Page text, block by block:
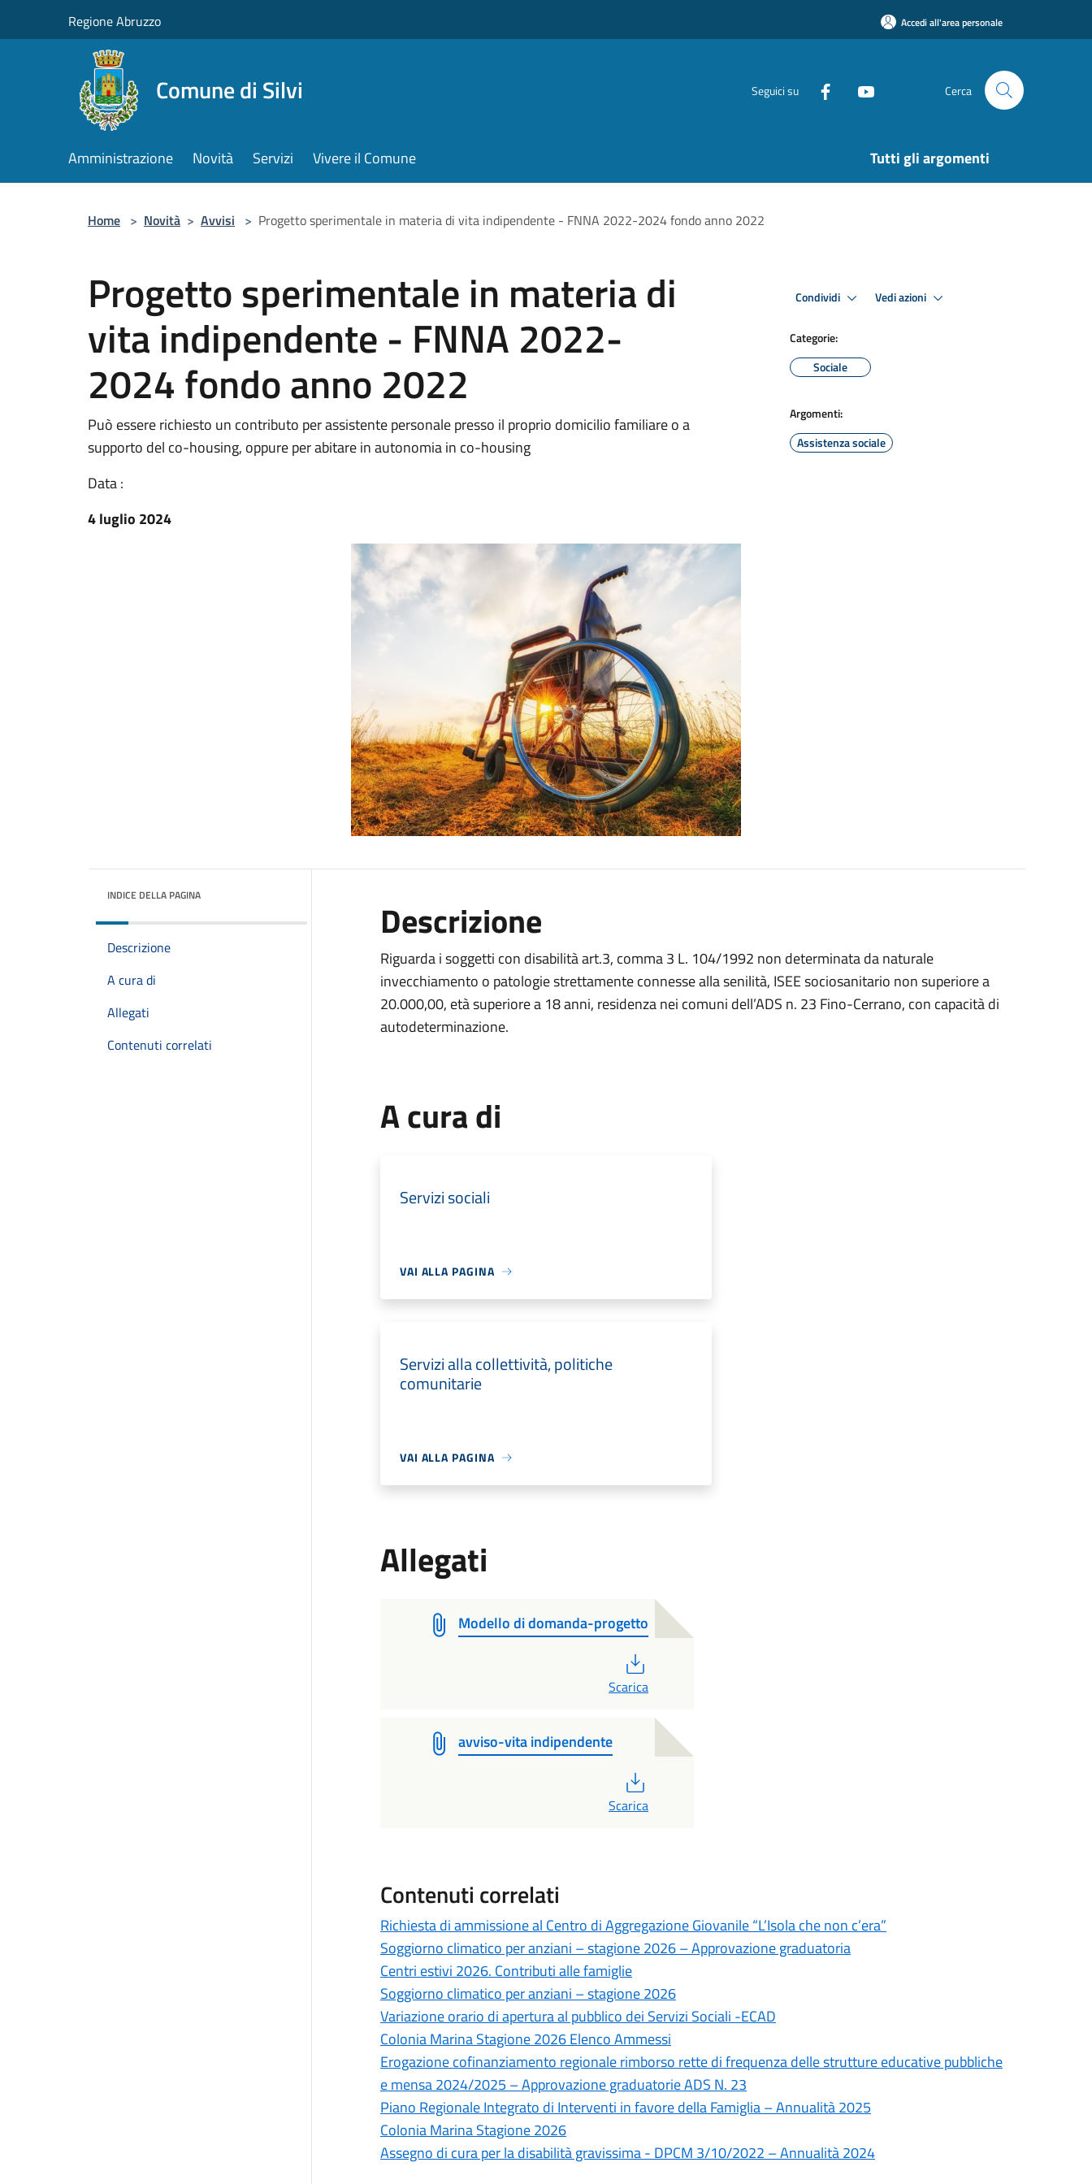
Regione Abruzzo Accedi all'area personale
Comune di Silvi Seguici su Cerca
Amministrazione Novità Servizi Vivere il Comune Tutti gli argomenti
Home > Novità > Avvisi > Progetto sperimentale in materia di vita indipendente - FNNA 2022-2024 fondo anno 2022
Progetto sperimentale in materia di
vita indipendente - FNNA 2022-
2024 fondo anno 2022
Può essere richiesto un contributo per assistente personale presso il proprio domicilio familiare o a
supporto del co-housing, oppure per abitare in autonomia in co-housing
Data :
4 luglio 2024
Condividi Vedi azioni
Categorie:
Sociale
Argomenti:
Assistenza sociale
INDICE DELLA PAGINA
Descrizione
A cura di
Allegati
Contenuti correlati
Descrizione
Riguarda i soggetti con disabilità art.3, comma 3 L. 104/1992 non determinata da naturale
invecchiamento o patologie strettamente connesse alla senilità, ISEE sociosanitario non superiore a
20.000,00, età superiore a 18 anni, residenza nei comuni dell’ADS n. 23 Fino-Cerrano, con capacità di
autodeterminazione.
A cura di
Servizi sociali
VAI ALLA PAGINA
Servizi alla collettività, politiche
comunitarie
VAI ALLA PAGINA
Allegati
Modello di domanda-progetto
Scarica
avviso-vita indipendente
Scarica
Contenuti correlati
Richiesta di ammissione al Centro di Aggregazione Giovanile “L’Isola che non c’era”
Soggiorno climatico per anziani – stagione 2026 – Approvazione graduatoria
Centri estivi 2026. Contributi alle famiglie
Soggiorno climatico per anziani – stagione 2026
Variazione orario di apertura al pubblico dei Servizi Sociali -ECAD
Colonia Marina Stagione 2026 Elenco Ammessi
Erogazione cofinanziamento regionale rimborso rette di frequenza delle strutture educative pubbliche
e mensa 2024/2025 – Approvazione graduatorie ADS N. 23
Piano Regionale Integrato di Interventi in favore della Famiglia – Annualità 2025
Colonia Marina Stagione 2026
Assegno di cura per la disabilità gravissima - DPCM 3/10/2022 – Annualità 2024